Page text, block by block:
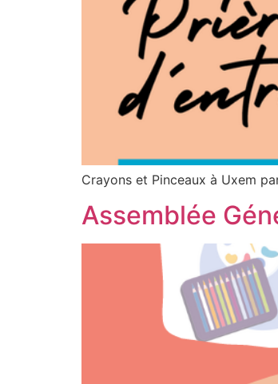
Crayons et Pinceaux à Uxem
Assemblée